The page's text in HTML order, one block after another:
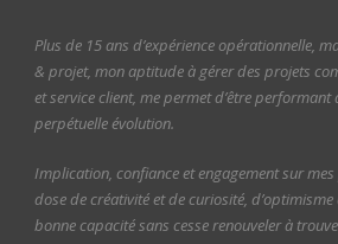
Plus de 15 ans d’expérience opérationnelle,
& projet, mon aptitude à gérer des projets
et service client, me permet d’être performant
perpétuelle évolution.
Implication, confiance et engagement sur
dose de créativité et de curiosité,
bonne capacité sans cesse renouveler à